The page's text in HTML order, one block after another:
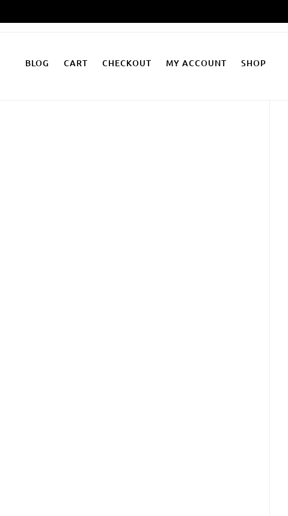
Inhalt
BLOG CART CHECKOUT MY ACCOUNT SHOP